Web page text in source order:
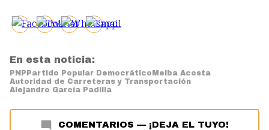
En esta noticia:
PNP Partido Popular Democrático Melba Acosta
Autoridad de Carreteras y Transportación
Alejandro García Padilla
COMENTARIOS — ¡DEJA EL TUYO!